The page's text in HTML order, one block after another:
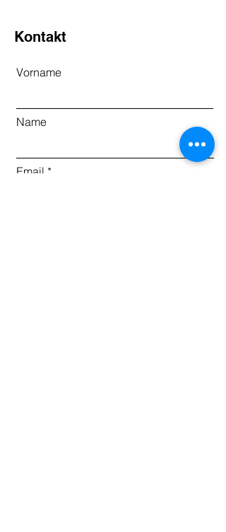
Kontakt
Vorname
Name
Email